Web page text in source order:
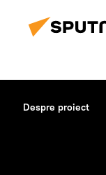
Despre proiect